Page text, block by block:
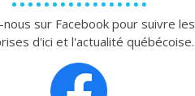
nous sur Facebook pour suivre les
d'ici et l'actualité québécoise.